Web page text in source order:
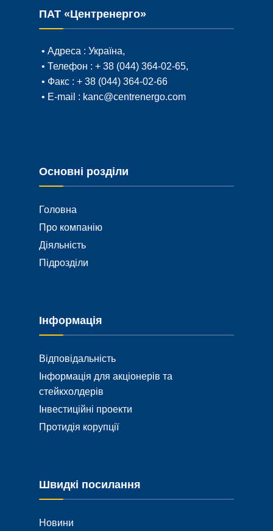
ПАТ «Центренерго»
• Адреса : Україна,
• Телефон : + 38 (044) 364-02-65,
• Факс : + 38 (044) 364-02-66
• E-mail : kanc@centrenergo.com
Основні розділи
Головна
Про компанію
Діяльність
Підрозділи
Інформація
Відповідальність
Інформація для акціонерів та
стейкхолдерів
Інвестиційні проекти
Протидія корупції
Швидкі посилання
Новини